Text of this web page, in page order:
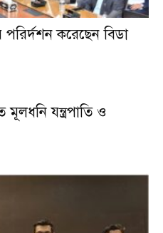
পরির্দশন করেছেন বিডা
যন্ত্রপাতি ও